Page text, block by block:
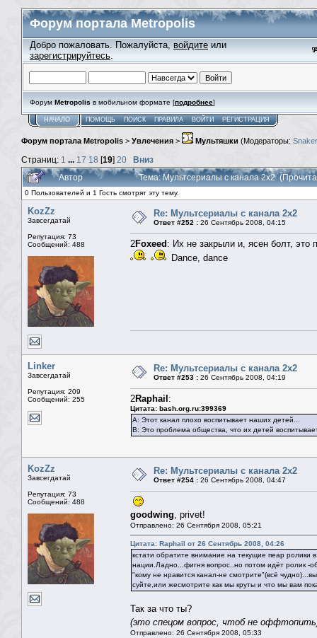
Форум портала Metropolis
Добро пожаловать. Пожалуйста, войдите или
зарегистрируйтесь.
Форум Metropolis в мобильном формате [подробнее]
НАЧАЛО ПОМОЩЬ ПОИСК ПРАВИЛА ВОЙТИ РЕГИСТРАЦИЯ
Форум портала Metropolis > Увлечения > Мультяшки (Модераторы: Snaker
Страниц: 1 ... 17 18 [19] 20
Вниз
Автор
Тема: Мультсериалы с канала 2х2
0 Пользователей и 1 Гость смотрят эту тему.
KozZz
Завсегдатай
Репутация: 73
Сообщений: 488
Re: Мультсериалы с канала 2х2
Ответ #252 : 26 Сентябрь 2008, 04:15
2Foxeed : Их не закрыли и, ясен болт, это
Dance, dance
Linker
Завсегдатай
Репутация: 209
Сообщений: 255
Re: Мультсериалы с канала 2х2
Ответ #253 : 26 Сентябрь 2008, 04:19
2Raphail :
Цитата: bash.org.ru:399369
А: Этот канал плохо воспитывает наших детей...
В: Это проблема общества, что их детей
KozZz
Завсегдатай
Репутация: 73
Сообщений: 488
Re: Мультсериалы с канала 2х2
Ответ #254 : 26 Сентябрь 2008, 04:47
goodwing, privet!
Отправлено: 26 Сентября 2008, 05:21
Цитата: Raphail от 26 Сентябрь 2008, 04:26
кстати обратите внимание на текущие пеар ролики
нации.Ладно...фигня вопрос..но потом идёт ролик -
"кому не нравится канал-не смотрите"(всё
суйте,или жесмотрите как мы круты и что мы вам
Так за что ты?
(это спецом вопрос, чтоб не
Отправлено: 26 Сентября 2008, 05:33